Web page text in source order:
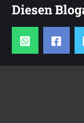
Diesen